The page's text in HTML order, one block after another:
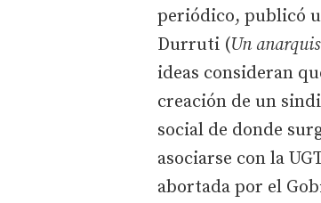
periódico, publicó
Durruti (Un
ideas consideran
creación de un
social de donde
asociarse con la
abortada por el